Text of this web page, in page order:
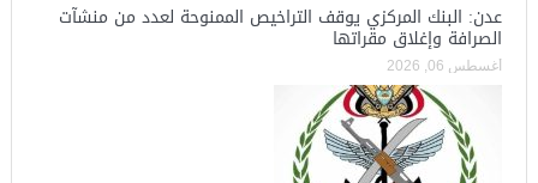
عدن: البنك المركزي يوقف التراخيص الممنوحة لعدد من منشآت
الصرافة وإغلاق مقراتها
أغسطس 06, 2026